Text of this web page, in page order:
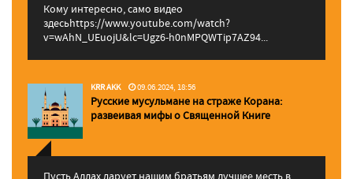
Кому интересно, само видео
здесьhttps://www.youtube.com/watch?
v=wAhN_UEuojU&lc=Ugz6-h0nMPQWTip7AZ94...
KRR AKK 09.06.2024, 18:56
Русские мусульмане на страже Корана:
pазвеивая мифы о Священной Книге
Пусть Аллах дарует нашим братьям лучшее месть в